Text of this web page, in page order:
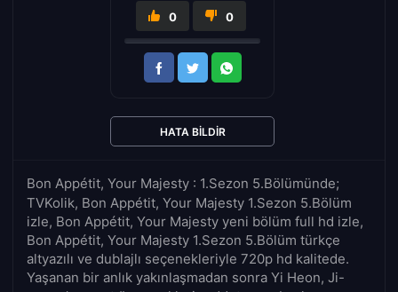
Bon Appétit, Your Majesty : 1.Sezon 5.Bölümünde;
TVKolik, Bon Appétit, Your Majesty 1.Sezon 5.Bölüm
izle, Bon Appétit, Your Majesty yeni bölüm full hd izle,
Bon Appétit, Your Majesty 1.Sezon 5.Bölüm türkçe
altyazılı ve dublajlı seçenekleriyle 720p hd kalitede.
Yaşanan bir anlık yakınlaşmadan sonra Yi Heon, Ji-
0 0
HATA BILDIR